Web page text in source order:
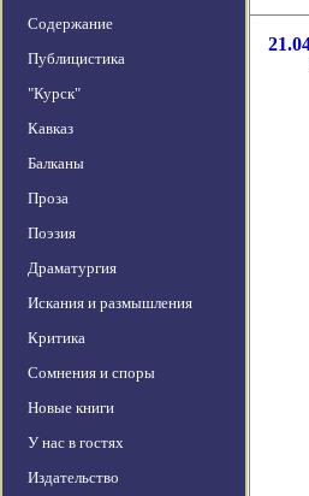
Содержание
Публицистика
"Курск"
Кавказ
Балканы
Проза
Поэзия
Драматургия
Искания и размышления
Критика
Сомнения и споры
Новые книги
У нас в гостях
Издательство